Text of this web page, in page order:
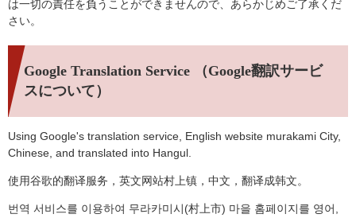
は一切の責任を負うことができませんので、あらかじめご了承くだ
さい。
Google Translation Service （Google翻訳サービ
スについて）
Using Google's translation service, English website murakami City,
Chinese, and translated into Hangul.
使用谷歌的翻译服务，英文网站村上镇，中文，翻译成韩文。
번역 서비스를 이용하여 무라카미시(村上市) 마을 홈페이지를 영어,